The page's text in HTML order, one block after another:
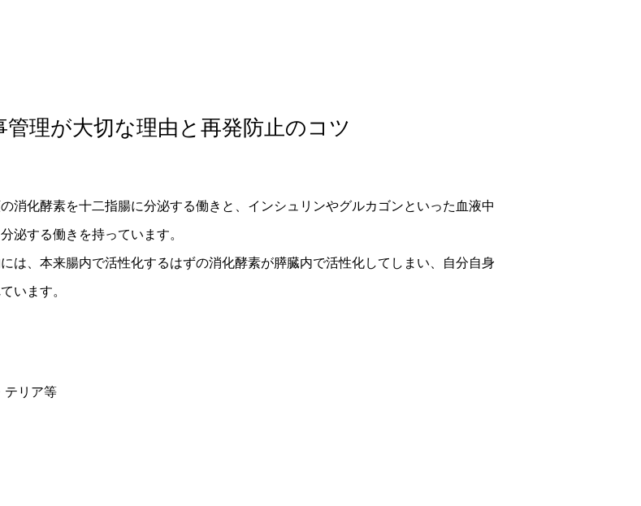
理が大切な理由と再発防止のコツ
消化酵素を十二指腸に分泌する働きと、インシュリンやグルカゴンといった血液中
泌する働きを持っています。
は、本来腸内で活性化するはずの消化酵素が膵臓内で活性化してしまい、自分自身
います。
テリア等